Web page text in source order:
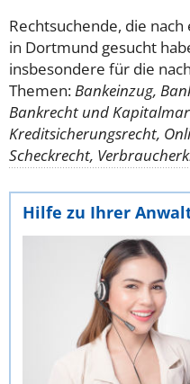
Rechtsuchende, die
in Dortmund gesucht
insbesondere für die
Themen:Bankeinzug,
Bankrecht und
Kreditsicherungsrecht,
Scheckrecht,
Hilfe zu Ihrer